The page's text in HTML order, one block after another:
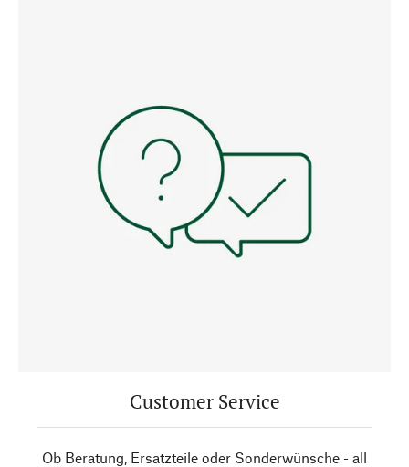
Customer Service
Ob Beratung, Ersatzteile oder Sonderwünsche - all